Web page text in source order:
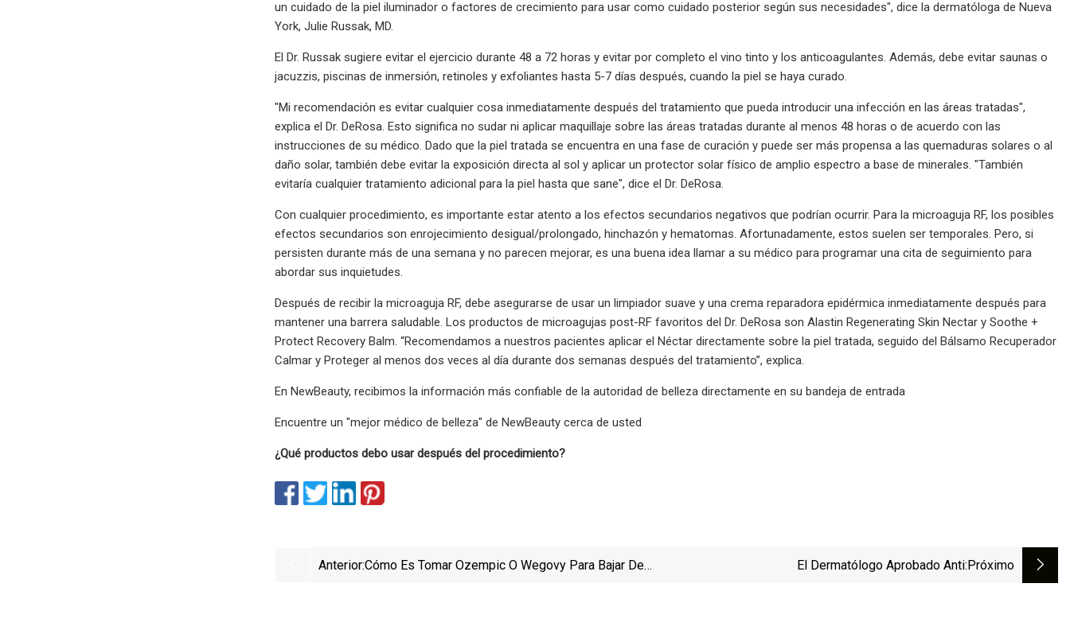
un cuidado de la piel iluminador o factores de crecimiento para usar como cuidado posterior según sus necesidades", dice la dermatóloga de Nueva
York, Julie Russak, MD.
El Dr. Russak sugiere evitar el ejercicio durante 48 a 72 horas y evitar por completo el vino tinto y los anticoagulantes. Además, debe evitar saunas o
jacuzzis, piscinas de inmersión, retinoles y exfoliantes hasta 5-7 días después, cuando la piel se haya curado.
"Mi recomendación es evitar cualquier cosa inmediatamente después del tratamiento que pueda introducir una infección en las áreas tratadas",
explica el Dr. DeRosa. Esto significa no sudar ni aplicar maquillaje sobre las áreas tratadas durante al menos 48 horas o de acuerdo con las
instrucciones de su médico. Dado que la piel tratada se encuentra en una fase de curación y puede ser más propensa a las quemaduras solares o al
daño solar, también debe evitar la exposición directa al sol y aplicar un protector solar físico de amplio espectro a base de minerales. "También
evitaría cualquier tratamiento adicional para la piel hasta que sane", dice el Dr. DeRosa.
Con cualquier procedimiento, es importante estar atento a los efectos secundarios negativos que podrían ocurrir. Para la microaguja RF, los posibles
efectos secundarios son enrojecimiento desigual/prolongado, hinchazón y hematomas. Afortunadamente, estos suelen ser temporales. Pero, si
persisten durante más de una semana y no parecen mejorar, es una buena idea llamar a su médico para programar una cita de seguimiento para
abordar sus inquietudes.
Después de recibir la microaguja RF, debe asegurarse de usar un limpiador suave y una crema reparadora epidérmica inmediatamente después para
mantener una barrera saludable. Los productos de microagujas post-RF favoritos del Dr. DeRosa son Alastin Regenerating Skin Nectar y Soothe +
Protect Recovery Balm. “Recomendamos a nuestros pacientes aplicar el Néctar directamente sobre la piel tratada, seguido del Bálsamo Recuperador
Calmar y Proteger al menos dos veces al día durante dos semanas después del tratamiento”, explica.
En NewBeauty, recibimos la información más confiable de la autoridad de belleza directamente en su bandeja de entrada
Encuentre un "mejor médico de belleza" de NewBeauty cerca de usted
¿Qué productos debo usar después del procedimiento?
Anterior:Cómo Es Tomar Ozempic O Wegovy Para Bajar De
El Dermatólogo Aprobado Anti:próximo